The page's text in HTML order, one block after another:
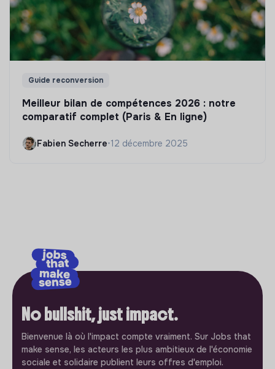
Guide reconversion
Meilleur bilan de compétences 2026 : notre
comparatif complet (Paris & En ligne)
Fabien Secherre•12 décembre 2025
No bullshit, just impact.
Bienvenue là où l'impact compte vraiment. Sur Jobs that
make sense, les acteurs les plus ambitieux de l'économie
sociale et solidaire publient leurs offres d'emploi.